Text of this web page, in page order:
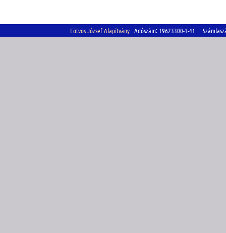
Eötvös József Alapítvány Adószám: 19623300-1-41